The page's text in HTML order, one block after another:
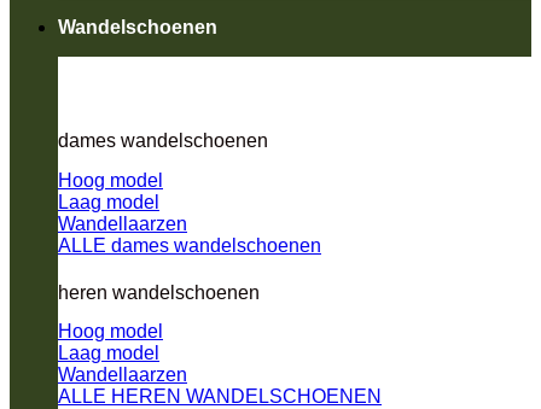
Wandelschoenen
dames wandelschoenen
Hoog model
Laag model
Wandellaarzen
ALLE dames wandelschoenen
heren wandelschoenen
Hoog model
Laag model
Wandellaarzen
ALLE HEREN WANDELSCHOENEN